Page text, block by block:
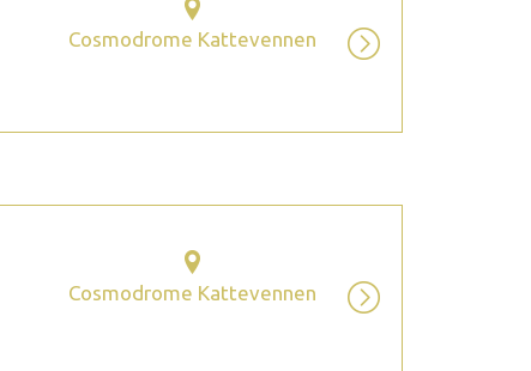
Cosmodrome Kattevennen
Cosmodrome Kattevennen